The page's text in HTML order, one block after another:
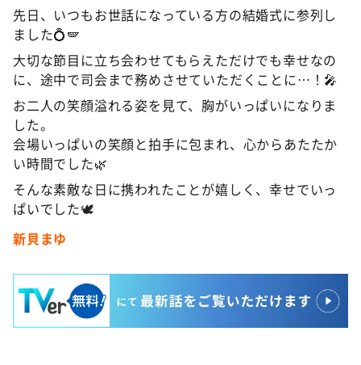
先日、いつもお世話になっている方の結婚式に参列し
ました💍🪽
大切な節目に立ち会わせてもらえただけでも幸せなの
に、途中で司会まで務めさせていただくことに…！🎤
お二人の笑顔溢れる姿を見て、胸がいっぱいになりま
した。
会場いっぱいの笑顔と拍手に包まれ、心からあたたか
い時間でした🌿
そんな素敵な日に携われたことが嬉しく、幸せでいっ
ぱいでした🕊️
新貝まゆ